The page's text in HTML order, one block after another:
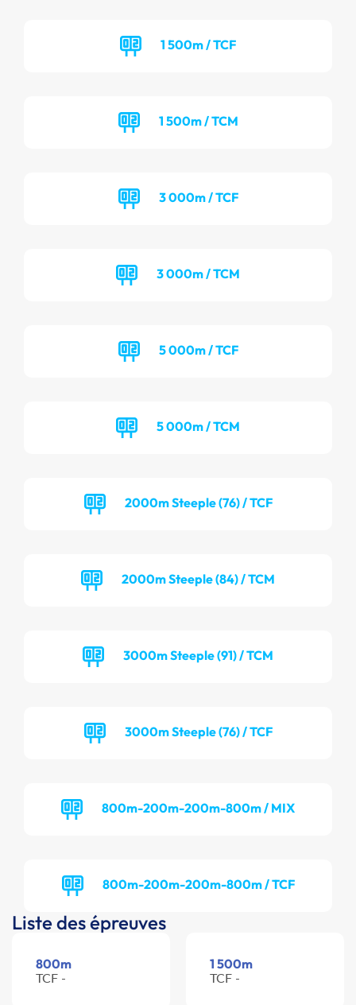
1 500m / TCF
1 500m / TCM
3 000m / TCF
3 000m / TCM
5 000m / TCF
5 000m / TCM
2000m Steeple (76) / TCF
2000m Steeple (84) / TCM
3000m Steeple (91) / TCM
3000m Steeple (76) / TCF
800m-200m-200m-800m / MIX
800m-200m-200m-800m / TCF
Liste des épreuves
800m
TCF -
1 500m
TCF -